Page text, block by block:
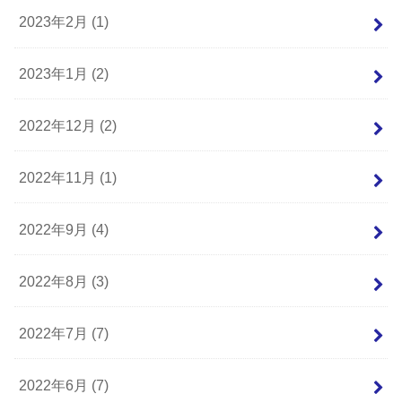
2023年2月 (1)
2023年1月 (2)
2022年12月 (2)
2022年11月 (1)
2022年9月 (4)
2022年8月 (3)
2022年7月 (7)
2022年6月 (7)